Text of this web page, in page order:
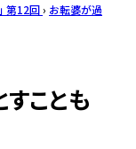
第12回› お転婆が過
ことも